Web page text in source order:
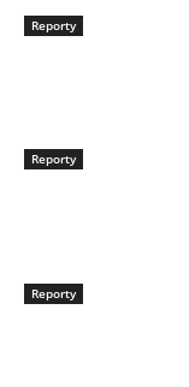
Reporty
Reporty
Reporty